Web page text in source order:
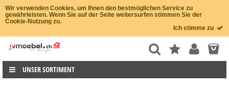
Wir verwenden Cookies, um Ihnen den bestmöglichen Service zu
gewährleisten. Wenn Sie auf der Seite weitersurfen stimmen Sie der
Cookie-Nutzung zu.
Ich stimme zu
UNSER SORTIMENT